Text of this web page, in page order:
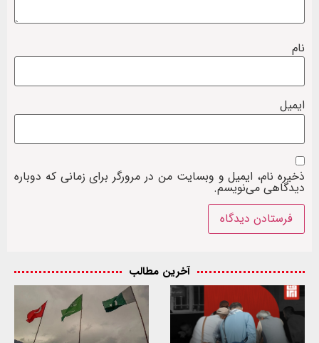
نام
ایمیل
ذخیره نام، ایمیل و وبسایت من در مرورگر برای زمانی که دوباره
دیدگاهی می‌نویسم.
آخرین مطالب